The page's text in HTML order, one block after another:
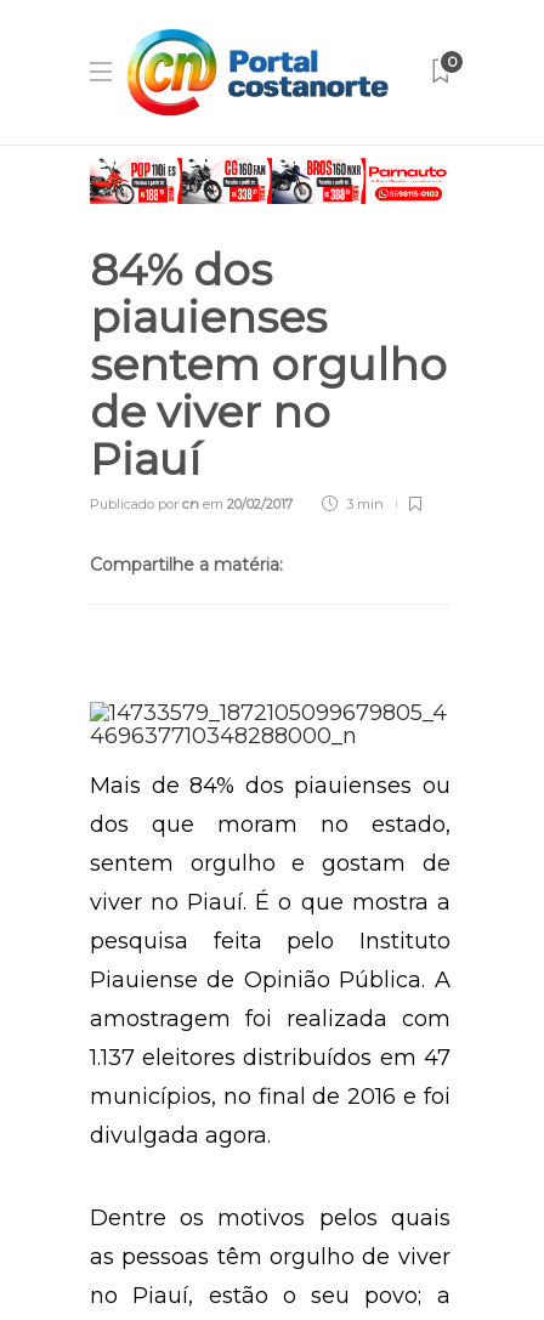
0
84% dos
piauienses
sentem orgulho
de viver no
Piauí
Publicado por cn em 20/02/2017 3 min
Compartilhe a matéria:
Mais de 84% dos piauienses ou
dos que moram no estado,
sentem orgulho e gostam de
viver no Piauí. É o que mostra a
pesquisa feita pelo Instituto
Piauiense de Opinião Pública. A
amostragem foi realizada com
1.137 eleitores distribuídos em 47
municípios, no final de 2016 e foi
divulgada agora.
Dentre os motivos pelos quais
as pessoas têm orgulho de viver
no Piauí, estão o seu povo; a